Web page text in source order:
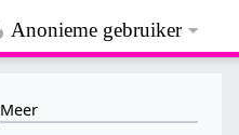
Anonieme gebruiker
Meer